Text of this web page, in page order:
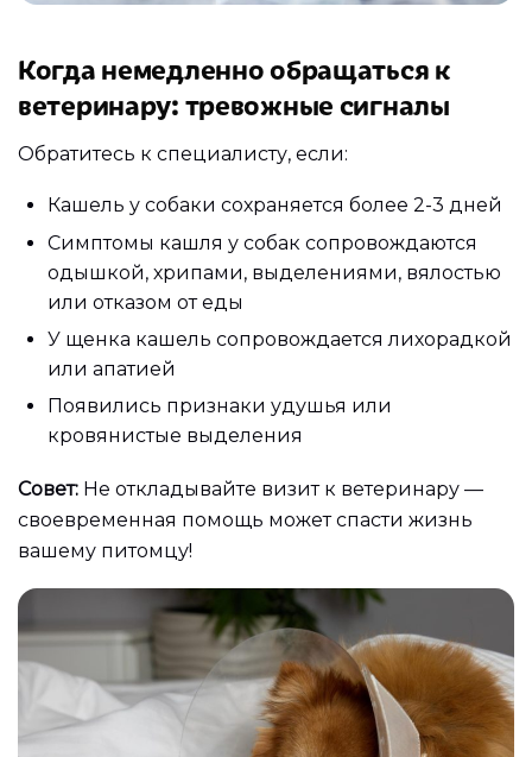
Когда немедленно обращаться к
ветеринару: тревожные сигналы
Обратитесь к специалисту, если:
Кашель у собаки сохраняется более 2-3 дней
Симптомы кашля у собак сопровождаются
одышкой, хрипами, выделениями, вялостью
или отказом от еды
У щенка кашель сопровождается лихорадкой
или апатией
Появились признаки удушья или
кровянистые выделения
Совет: Не откладывайте визит к ветеринару —
своевременная помощь может спасти жизнь
вашему питомцу!